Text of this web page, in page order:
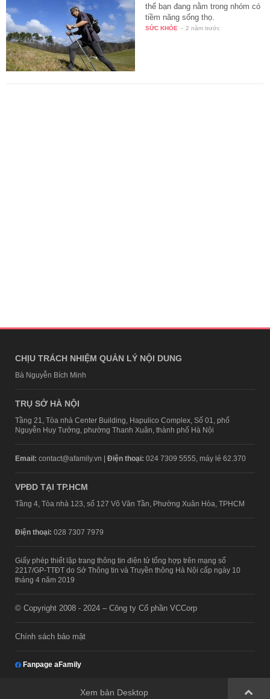
thể bạn đang nằm trong nhóm có
tiềm năng sống thọ.
SỨC KHỎE - 2 năm trước
CHỊU TRÁCH NHIỆM QUẢN LÝ NỘI DUNG
Bà Nguyễn Bích Minh
TRỤ SỞ HÀ NỘI
Tầng 21, Tòa nhà Center Building, Hapulico Complex, Số 01, phố
Nguyễn Huy Tưởng, phường Thanh Xuân, thành phố Hà Nội
Email: contact@afamily.vn | Điện thoại: 024 7309 5555, máy lẻ 62.370
VPĐD TẠI TP.HCM
Tầng 4, Tòa nhà 123, số 127 Võ Văn Tần, Phường Xuân Hòa, TPHCM
Điện thoại: 028 7307 7979
Giấy phép thiết lập trang thông tin điện tử tổng hợp trên mạng số
2217/GP-TTĐT do Sở Thông tin và Truyền thông Hà Nội cấp ngày 10
tháng 4 năm 2019
© Copyright 2008 - 2024 – Công ty Cổ phần VCCorp
Chính sách bảo mật
Fanpage aFamily
Xem bản Desktop